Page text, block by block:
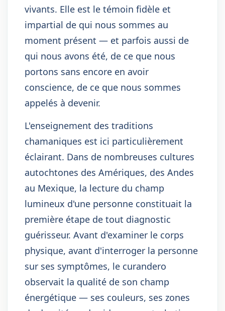
vivants. Elle est le témoin fidèle et
impartial de qui nous sommes au
moment présent — et parfois aussi de
qui nous avons été, de ce que nous
portons sans encore en avoir
conscience, de ce que nous sommes
appelés à devenir.
L'enseignement des traditions
chamaniques est ici particulièrement
éclairant. Dans de nombreuses cultures
autochtones des Amériques, des Andes
au Mexique, la lecture du champ
lumineux d'une personne constituait la
première étape de tout diagnostic
guérisseur. Avant d'examiner le corps
physique, avant d'interroger la personne
sur ses symptômes, le curandero
observait la qualité de son champ
énergétique — ses couleurs, ses zones